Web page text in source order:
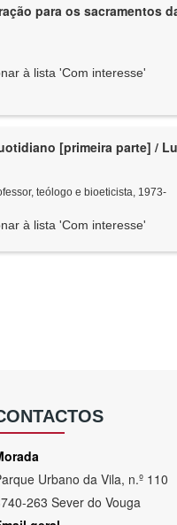
para os sacramentos
à lista 'Com interesse'
[primeira parte] /
teólogo e bioeticista, 1973-
à lista 'Com interesse'
Urbano da Vila, n.º 110
263 Sever do Vouga